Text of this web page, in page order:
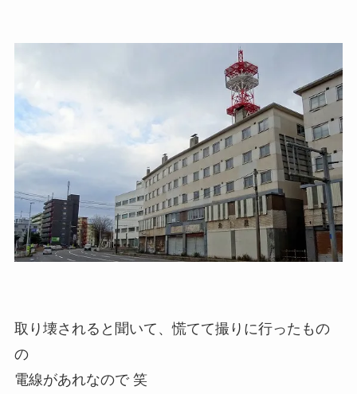
取り壊されると聞いて、慌てて撮りに行ったもの
の
電線があれなので 笑